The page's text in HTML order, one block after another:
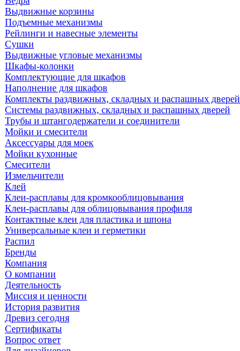
Выдвижные корзины
Подъемные механизмы
Рейлинги и навесные элементы
Сушки
Выдвижные угловые механизмы
Шкафы-колонки
Комплектующие для шкафов
Наполнение для шкафов
Комплекты раздвижных, складных и распашных дверей
Системы раздвижных, складных и распашных дверей
Трубы и штангодержатели и соединители
Мойки и смесители
Аксессуары для моек
Мойки кухонные
Смесители
Измельчители
Клей
Клеи-расплавы для кромкооблицовывания
Клеи-расплавы для облицовывания профиля
Контактные клеи для пластика и шпона
Универсальные клеи и герметики
Распил
Бренды
Компания
О компании
Деятельность
Миссия и ценности
История развития
Древиз сегодня
Сертификаты
Вопрос ответ